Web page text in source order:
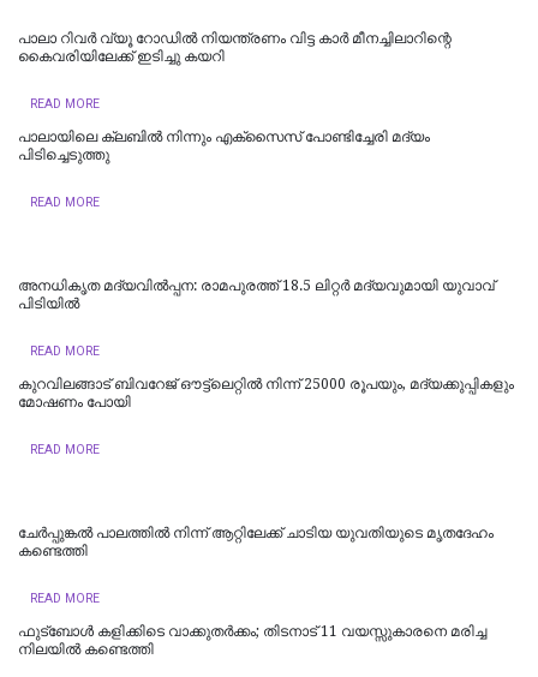
പാലാ റിവർ വ്യൂ റോഡിൽ നിയന്ത്രണം വിട്ട കാർ മീനച്ചിലാറിന്റെ
കൈവരിയിലേക്ക് ഇടിച്ചു കയറി
READ MORE
പാലായിലെ ക്ലബിൽ നിന്നും എക്സൈസ് പോണ്ടിച്ചേരി മദ്യം
പിടിച്ചെടുത്തു
READ MORE
അനധികൃത മദ്യവിൽപ്പന: രാമപുരത്ത് 18.5 ലിറ്റർ മദ്യവുമായി യുവാവ്
പിടിയിൽ
READ MORE
കുറവിലങ്ങാട് ബിവറേജ് ഔട്ട്ലെറ്റിൽ നിന്ന് 25000 രൂപയും, മദ്യക്കുപ്പികളും
മോഷണം പോയി
READ MORE
ചേർപ്പുങ്കൽ പാലത്തിൽ നിന്ന് ആറ്റിലേക്ക് ചാടിയ യുവതിയുടെ മൃതദേഹം
കണ്ടെത്തി
READ MORE
ഫുട്‌ബോള്‍ കളിക്കിടെ വാക്കുതര്‍ക്കം; തിടനാട് 11 വയസ്സുകാരനെ മരിച്ച
നിലയില്‍ കണ്ടെത്തി